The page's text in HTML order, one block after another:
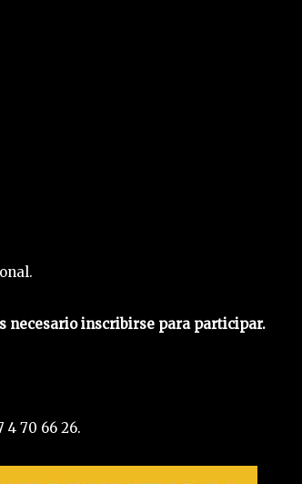
necesario inscribirse para participar.
70 66 26.